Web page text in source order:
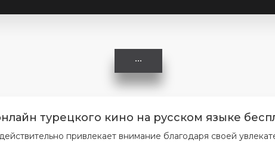
турецкого кино на русском языке
привлекает внимание благодаря своей